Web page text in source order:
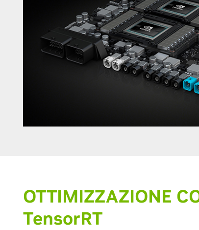
OTTIMIZZAZIONE
TensorRT